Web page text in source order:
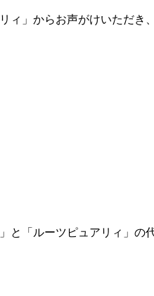
ィ」からお声がけいただき、
「ルーツピュアリィ」の